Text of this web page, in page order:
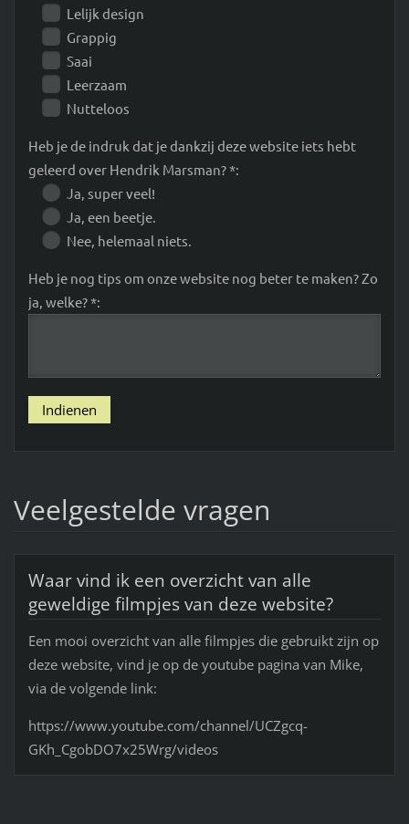
Lelijk design
Grappig
Saai
Leerzaam
Nutteloos
Heb je de indruk dat je dankzij deze website iets hebt
geleerd over Hendrik Marsman? *:
Ja, super veel!
Ja, een beetje.
Nee, helemaal niets.
Heb je nog tips om onze website nog beter te maken? Zo
ja, welke? *:
Veelgestelde vragen
Waar vind ik een overzicht van alle
geweldige filmpjes van deze website?
Een mooi overzicht van alle filmpjes die gebruikt zijn op
deze website, vind je op de youtube pagina van Mike,
via de volgende link:
https://www.youtube.com/channel/UCZgcq-
GKh_CgobDO7x25Wrg/videos